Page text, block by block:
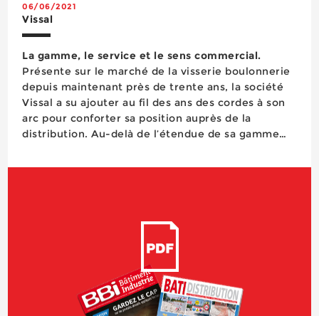
06/06/2021
Vissal
La gamme, le service et le sens commercial.
Présente sur le marché de la visserie boulonnerie
depuis maintenant près de trente ans, la société
Vissal a su ajouter au fil des ans des cordes à son
arc pour conforter sa position auprès de la
distribution. Au-delà de l’étendue de sa gamme
de la promotion de l’empreinte Torx ttap, l’ent...